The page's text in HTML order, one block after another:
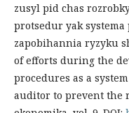
zusyl pid chas
protsedur yak
zapobihannia ryzyku
of efforts during the
procedures as a
auditor to prevent the